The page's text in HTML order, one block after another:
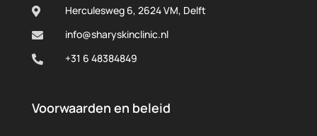
 Herculesweg 6, 2624 VM, Delft
 info@sharyskinclinic.nl
 +31 6 48384849
Voorwaarden en beleid